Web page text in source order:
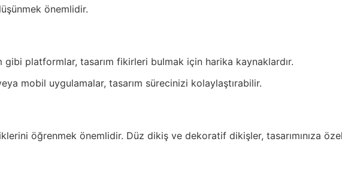
önemlidir.
gibi platformlar, tasarım fikirleri bulmak için harika kaynaklardır.
mobil uygulamalar, tasarım sürecinizi kolaylaştırabilir.
öğrenmek önemlidir. Düz dikiş ve dekoratif dikişler, tasarımınıza